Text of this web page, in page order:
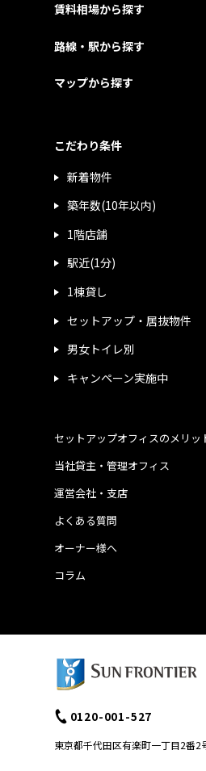
賃料相場から探す
路線・駅から探す
マップから探す
こだわり条件
新着物件
築年数(10年以内)
1階店舗
駅近(1分)
1棟貸し
セットアップ・居抜物件
男女トイレ別
キャンペーン実施中
運営会社・支店
よくある質問
当社貸主・管理オフィス
オーナー様へ
コラム
セットアップオフィスのメリッ
0120-001-527
東京都千代田区有楽町一丁目2番2